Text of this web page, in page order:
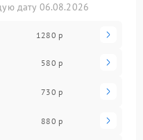
дату 06.08.2026
1280 р
580 р
730 р
880 р